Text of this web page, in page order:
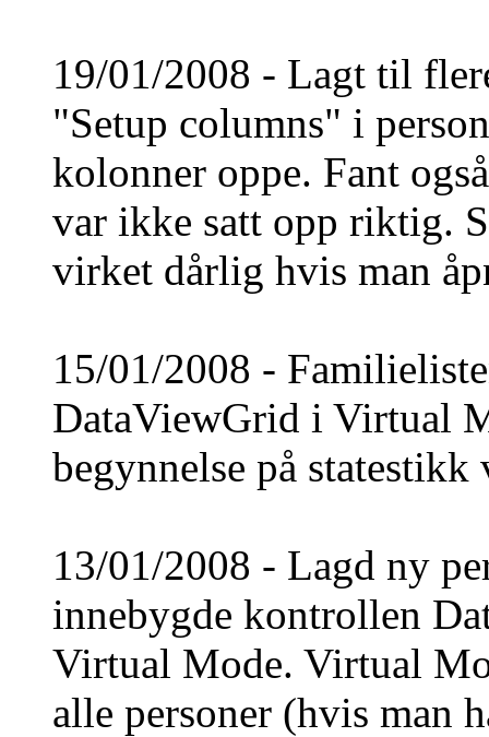
19/01/2008 - Lagt til
"Setup columns" i
kolonner oppe. Fant
var ikke satt opp riktig.
virket dårlig hvis man
15/01/2008 -
DataViewGrid i Virtual
begynnelse på statestikk
13/01/2008 - Lagd ny
innebygde kontrollen
Virtual Mode. Virtual
alle personer (hvis man